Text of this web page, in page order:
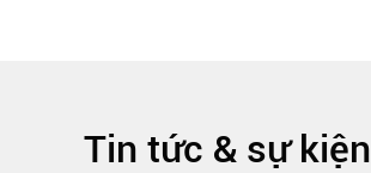
Tin tức & sự kiện